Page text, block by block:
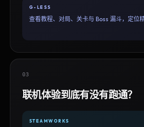
G-LESS
查看教程、对局、关卡与 Boss 漏斗，定位
03
联机体验到底有没有跑通？
STEAMWORKS